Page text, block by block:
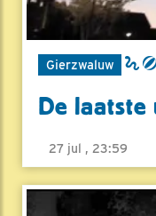
Gierzwaluw
De laatste
27 jul , 23:59